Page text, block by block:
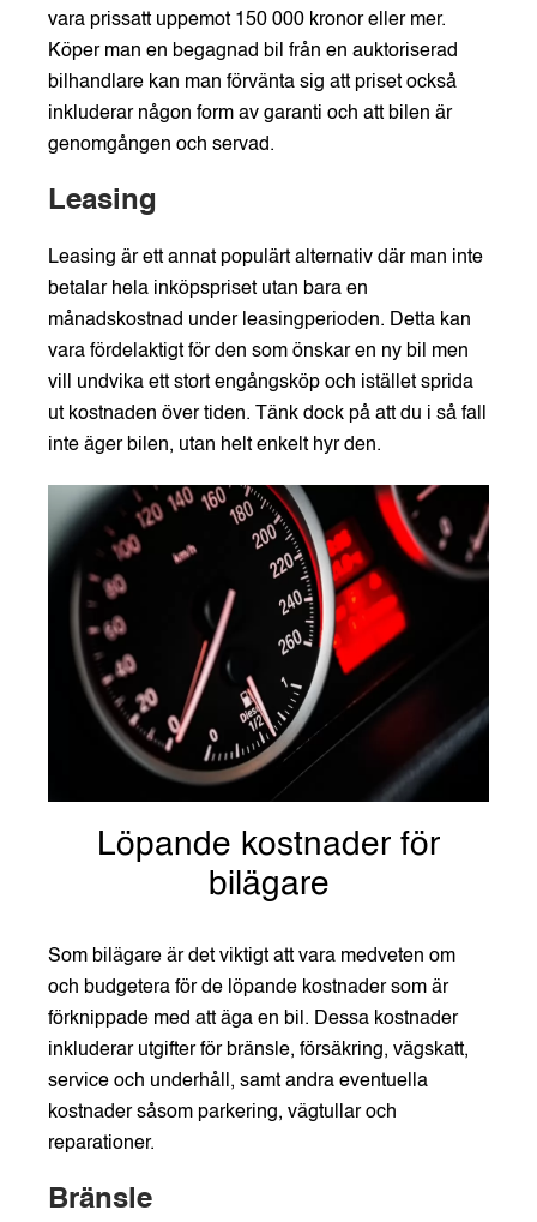
vara prissatt uppemot 150 000 kronor eller mer.
Köper man en begagnad bil från en auktoriserad
bilhandlare kan man förvänta sig att priset också
inkluderar någon form av garanti och att bilen är
genomgången och servad.
Leasing
Leasing är ett annat populärt alternativ där man inte
betalar hela inköpspriset utan bara en
månadskostnad under leasingperioden. Detta kan
vara fördelaktigt för den som önskar en ny bil men
vill undvika ett stort engångsköp och istället sprida
ut kostnaden över tiden. Tänk dock på att du i så fall
inte äger bilen, utan helt enkelt hyr den.
Löpande kostnader för
bilägare
Som bilägare är det viktigt att vara medveten om
och budgetera för de löpande kostnader som är
förknippade med att äga en bil. Dessa kostnader
inkluderar utgifter för bränsle, försäkring, vägskatt,
service och underhåll, samt andra eventuella
kostnader såsom parkering, vägtullar och
reparationer.
Bränsle